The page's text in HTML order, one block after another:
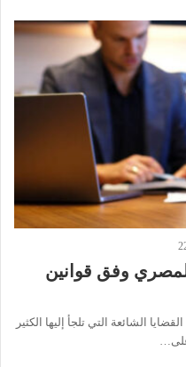
وفق قوانين
الشائعة التي تلجأ إليها الكثير
على…